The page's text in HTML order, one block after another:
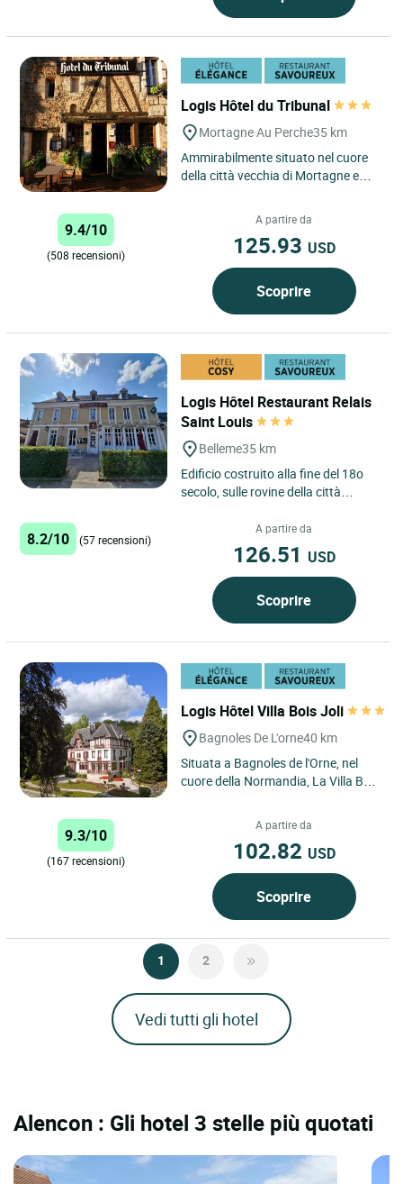
Logis Hôtel du Tribunal
Mortagne Au Perche35 km
Ammirabilmente situato nel cuore
della città vecchia di Mortagne e
nostro ristorante...
9.4/10
(508 recensioni)
A partire da
125.93 USD
Scoprire
Logis Hôtel Restaurant Relais
Saint Louis
Belleme35 km
Edificio costruito alla fine del 18o
secolo, sulle rovine della città
posta nel 19o secolo....
8.2/10 (57 recensioni)
A partire da
126.51 USD
Scoprire
Logis Hôtel Villa Bois Joli
Bagnoles De L'orne40 km
Situata a Bagnoles de l'Orne, nel
cuore della Normandia, La Villa Bois
ai viaggiatori...
9.3/10
(167 recensioni)
A partire da
102.82 USD
Scoprire
1 2
Vedi tutti gli hotel
Alencon : Gli hotel 3 stelle più quotati